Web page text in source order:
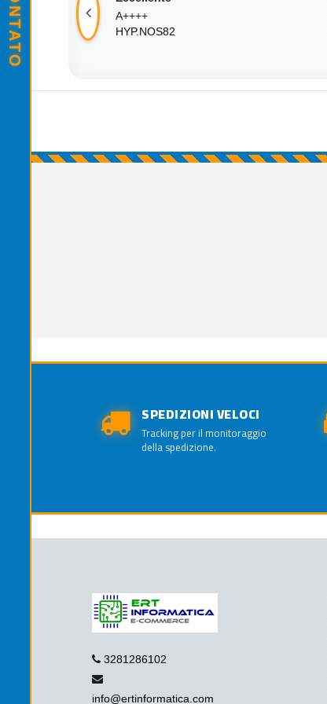
A++++
HYP.NOS82
SPEDIZIONI VELOCI
Tracking per il monitoraggio
della spedizione.
3281286102
info@ertinformatica.com